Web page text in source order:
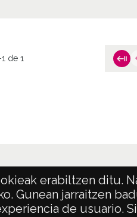
erabiltzen ditu.
Gunean jarraitzen
de usuario.
de 1